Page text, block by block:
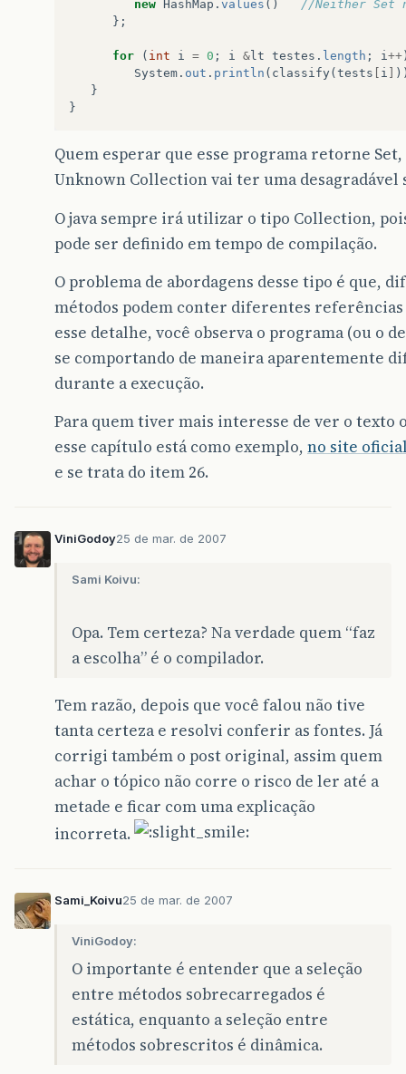
new HashMap . values ()
//Neither Set
};
for ( int i = 0 ; i & lt testes . length ; i++
System . out . println ( classify( tests i
}
}
Quem esperar que esse programa retorne
Unknown Collection vai ter uma desagradável
O java sempre irá utilizar o tipo Collection,
pode ser definido em tempo de compilação.
O problema de abordagens desse tipo é que,
métodos podem conter diferentes
esse detalhe, você observa o programa (ou o
se comportando de maneira aparentemente
durante a execução.
Para quem tiver mais interesse de ver o texto
esse capítulo está como exemplo, no site
e se trata do item 26.
ViniGodoy25 de mar. de 2007
Sami Koivu:
Opa. Tem certeza? Na verdade quem “faz
a escolha” é o compilador.
Tem razão, depois que você falou não tive
tanta certeza e resolvi conferir as fontes. Já
corrigi também o post original, assim quem
achar o tópico não corre o risco de ler até a
metade e ficar com uma explicação
incorreta.
Sami_Koivu25 de mar. de 2007
ViniGodoy:
O importante é entender que a seleção
entre métodos sobrecarregados é
estática, enquanto a seleção entre
métodos sobrescritos é dinâmica.